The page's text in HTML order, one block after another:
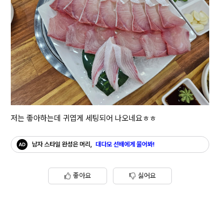
저는 좋아하는데 귀엽게 세팅되어 나오네요ㅎㅎ
남자 스타일 완성은 머리, 대다모 선배에게 물어봐!
좋아요 싫어요